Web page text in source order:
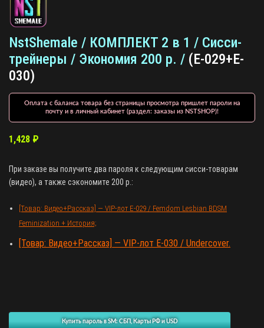
NstShemale / КОМПЛЕКТ 2 в 1 / Сисси-
трейнеры / Экономия 200 р. / (E-029+E-
030)
Оплата с баланса товара без страницы просмотра пришлет пароли на
почту и в личный кабинет (раздел: заказы из NSTSHOP)!
1,428 ₽
При заказе вы получите два пароля к следующим сисси-товарам
(видео), а также сэкономите 200 р.:
[Товар: Видео+Рассказ] — VIP-лот E-029 / Femdom Lesbian BDSM
Feminization + История;
[Товар: Видео+Рассказ] — VIP-лот E-030 / Undercover.
Купить пароль в SM: СБП, Карты РФ и USD